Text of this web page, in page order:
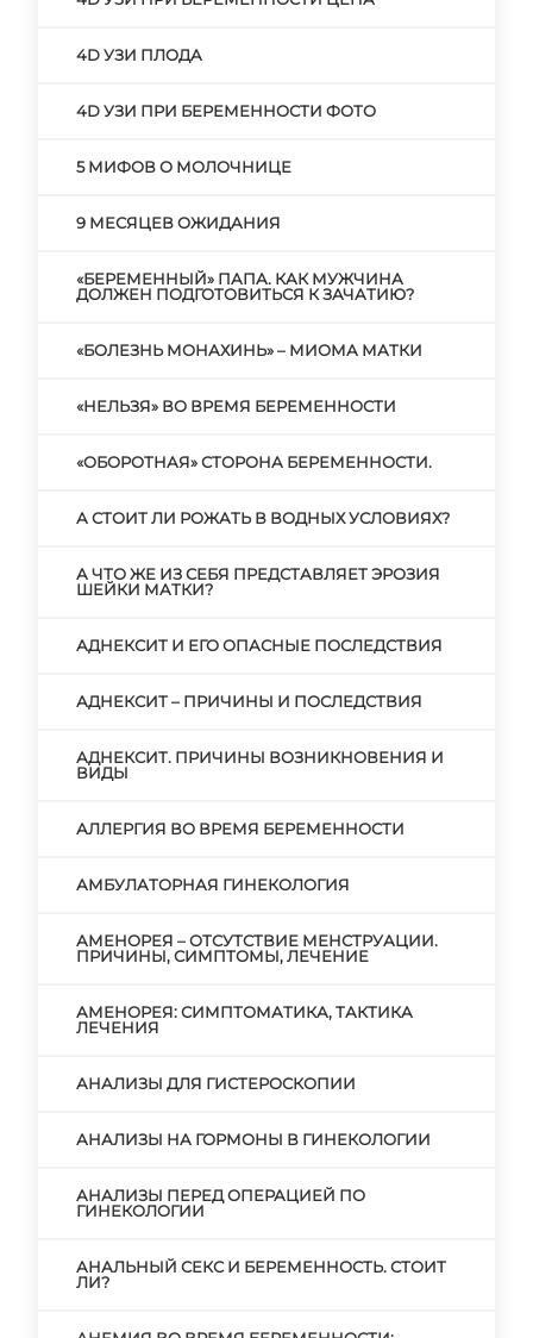
4D УЗИ ПЛОДА
4D УЗИ ПРИ БЕРЕМЕННОСТИ ФОТО
5 МИФОВ О МОЛОЧНИЦЕ
9 МЕСЯЦЕВ ОЖИДАНИЯ
«БЕРЕМЕННЫЙ» ПАПА. КАК МУЖЧИНА
ДОЛЖЕН ПОДГОТОВИТЬСЯ К ЗАЧАТИЮ?
«БОЛЕЗНЬ МОНАХИНЬ» – МИОМА МАТКИ
«НЕЛЬЗЯ» ВО ВРЕМЯ БЕРЕМЕННОСТИ
«ОБОРОТНАЯ» СТОРОНА БЕРЕМЕННОСТИ.
А СТОИТ ЛИ РОЖАТЬ В ВОДНЫХ УСЛОВИЯХ?
А ЧТО ЖЕ ИЗ СЕБЯ ПРЕДСТАВЛЯЕТ ЭРОЗИЯ
ШЕЙКИ МАТКИ?
АДНЕКСИТ И ЕГО ОПАСНЫЕ ПОСЛЕДСТВИЯ
АДНЕКСИТ – ПРИЧИНЫ И ПОСЛЕДСТВИЯ
АДНЕКСИТ. ПРИЧИНЫ ВОЗНИКНОВЕНИЯ И
ВИДЫ
АЛЛЕРГИЯ ВО ВРЕМЯ БЕРЕМЕННОСТИ
АМБУЛАТОРНАЯ ГИНЕКОЛОГИЯ
АМЕНОРЕЯ – ОТСУТСТВИЕ МЕНСТРУАЦИИ.
ПРИЧИНЫ, СИМПТОМЫ, ЛЕЧЕНИЕ
АМЕНОРЕЯ: СИМПТОМАТИКА, ТАКТИКА
ЛЕЧЕНИЯ
АНАЛИЗЫ ДЛЯ ГИСТЕРОСКОПИИ
АНАЛИЗЫ НА ГОРМОНЫ В ГИНЕКОЛОГИИ
АНАЛИЗЫ ПЕРЕД ОПЕРАЦИЕЙ ПО
ГИНЕКОЛОГИИ
АНАЛЬНЫЙ СЕКС И БЕРЕМЕННОСТЬ. СТОИТ
ЛИ?